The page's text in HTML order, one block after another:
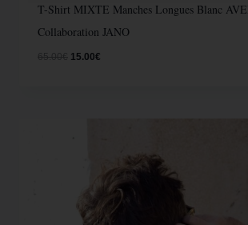
T-Shirt MIXTE Manches Longues Blanc
Collaboration JANO
15.00€